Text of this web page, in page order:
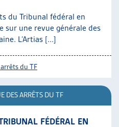
du Tribunal fédéral en
sur une revue générale des
L’Artias [...]
du TF
DES ARRÊTS DU TF
FÉDÉRAL EN